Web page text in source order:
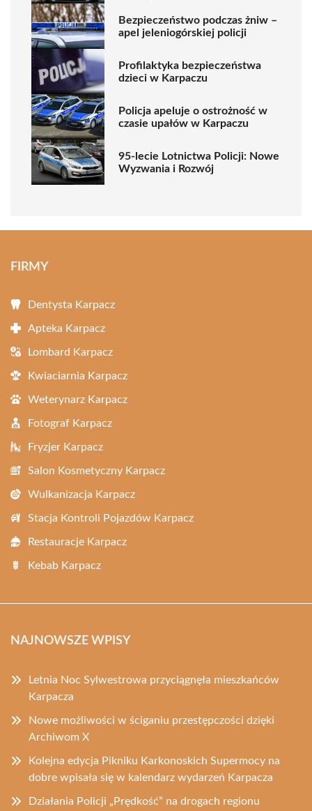
Bezpieczeństwo podczas żniw –
apel jeleniogórskiej policji
Profilaktyka bezpieczeństwa
dzieci w Karpaczu
Policja apeluje o ostrożność w
czasie upałów w Karpaczu
95-lecie Lotnictwa Policji: Nowe
Wyzwania i Rozwój
FIRMY
Dentysta Karpacz
Apteka Karpacz
Lombard Karpacz
Kwiaciarnia Karpacz
Weterynarz Karpacz
Fotograf Karpacz
Fryzjer Karpacz
Salon Kosmetyczny Karpacz
Wulkanizacja Karpacz
Stacja Kontroli Pojazdów Karpacz
Restauracje Karpacz
Kebab Karpacz
NAJNOWSZE WPISY
Letnia Noc Sylwestrowa przyciągnęła mieszkańców
Karpacza
Nowe możliwości w ściganiu przestępczości dzięki
Archiwom X
Kolejna edycja Pikniku Karkonoskich Supermocy na
dobre wpisała się w kalendarz wydarzeń Karpacza
Działania Policji „Prędkość” na drogach regionu